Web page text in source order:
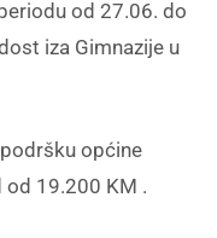
od 27.06. do
iza Gimnazije u
općine
od 19.200 KM .